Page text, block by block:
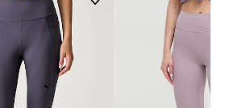
Standardna velikost
Priporočamo, da izbereš velikost, ki jo
običajno nosiš.
Tabela velikosti